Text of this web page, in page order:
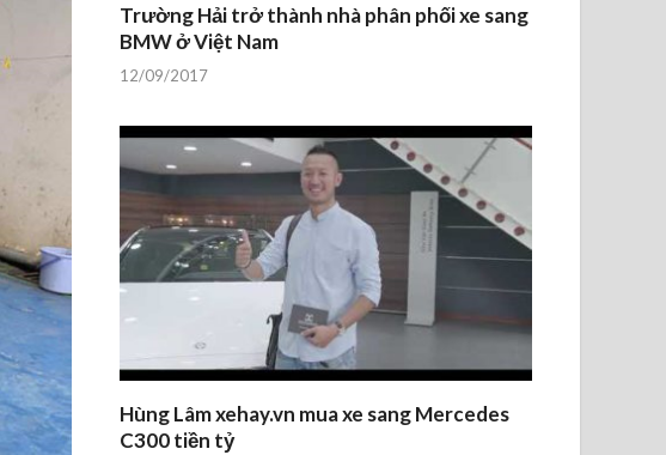
Trường Hải trở thành nhà phân phối xe sang
BMW ở Việt Nam
12/09/2017
Hùng Lâm xehay.vn mua xe sang Mercedes
C300 tiền tỷ